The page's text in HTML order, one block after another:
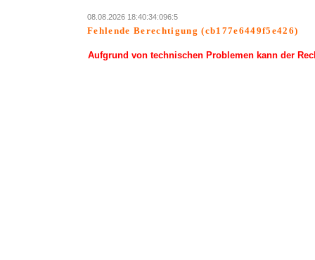
08.08.2026 18:40:34:096:5
Fehlende Berechtigung (cb177e6449f5e426)
Aufgrund von technischen Problemen kann der